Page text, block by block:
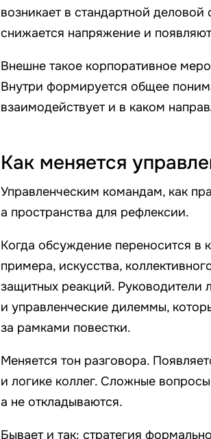
возникает в стандартной
снижается напряжение и
Внешне такое корпоративное
Внутри формируется общее
взаимодействует и в каком
Как меняется
Управленческим командам, как
а пространства для рефлексии.
Когда обсуждение переносится в
примера, искусства,
защитных реакций. Руководители
и управленческие дилеммы,
за рамками повестки.
Меняется тон разговора.
и логике коллег. Сложные
а не откладываются.
Бывает и так: стратегия